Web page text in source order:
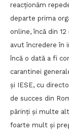
reacționăm
departe prima
online, încă din
avut încredere în
încă o dată a fi
carantinei
și IESE, cu
de succes din
părinți și multe
foarte mult și